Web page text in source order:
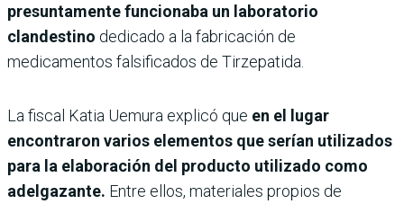
presuntamente funcionaba un laboratorio
clandestino dedicado a la fabricación de
medicamentos falsificados de Tirzepatida.
La fiscal Katia Uemura explicó que en el lugar
encontraron varios elementos que serían utilizados
para la elaboración del producto utilizado como
adelgazante. Entre ellos, materiales propios de